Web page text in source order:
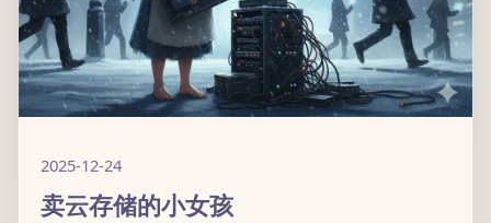
2025-12-24
卖云存储的小女孩